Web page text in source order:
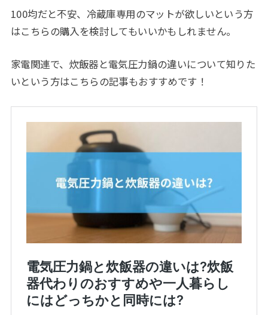
100均だと不安、冷蔵庫専用のマットが欲しいという方
はこちらの購入を検討してもいいかもしれません。
家電関連で、炊飯器と電気圧力鍋の違いについて知りた
いという方はこちらの記事もおすすめです！